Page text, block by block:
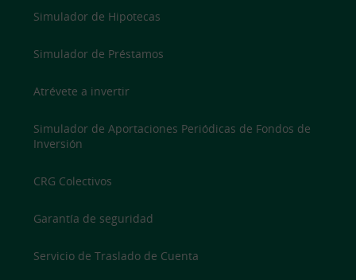
Simulador de Hipotecas
Simulador de Préstamos
Atrévete a invertir
Simulador de Aportaciones Periódicas de Fondos de
Inversión
CRG Colectivos
Garantía de seguridad
Servicio de Traslado de Cuenta